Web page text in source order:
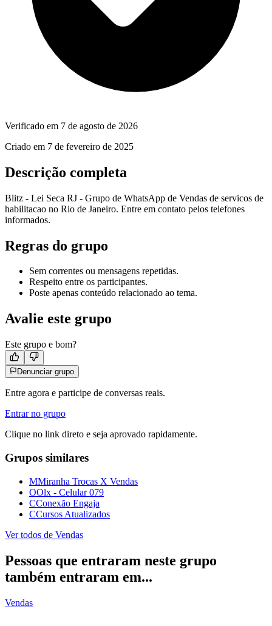
Verificado em 7 de agosto de 2026
Criado em 7 de fevereiro de 2025
Descrição completa
Blitz - Lei Seca RJ - Grupo de WhatsApp de Vendas de servicos de
habilitacao no Rio de Janeiro. Entre em contato pelos telefones
informados.
Regras do grupo
Sem correntes ou mensagens repetidas.
Respeito entre os participantes.
Poste apenas conteúdo relacionado ao tema.
Avalie este grupo
Este grupo e bom?
Denunciar grupo
Entre agora e participe de conversas reais.
Entrar no grupo
Clique no link direto e seja aprovado rapidamente.
Grupos similares
MMiranha Trocas X Vendas
OOlx - Celular 079
CConexão Engaja
CCursos Atualizados
Ver todos de Vendas
Pessoas que entraram neste grupo
também entraram em...
Vendas